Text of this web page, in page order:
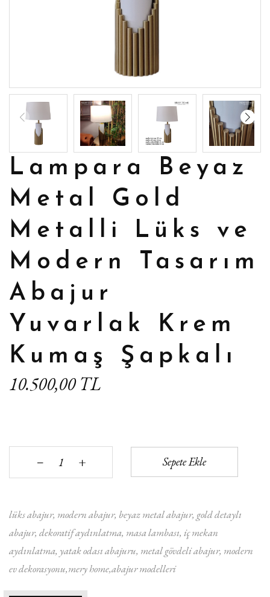
Lampara Beyaz
Metal Gold
Metalli Lüks ve
Modern Tasarım
Abajur
Yuvarlak Krem
Kumaş Şapkalı
10.500,00 TL
‒ + Sepete Ekle
lüks abajur modern abajur beyaz metal abajur gold detaylı
abajur dekoratif aydınlatma masa lambası iç mekan
aydınlatma yatak odası abajuru metal gövdeli abajur modern
ev dekorasyonu mery homeabajur modelleri